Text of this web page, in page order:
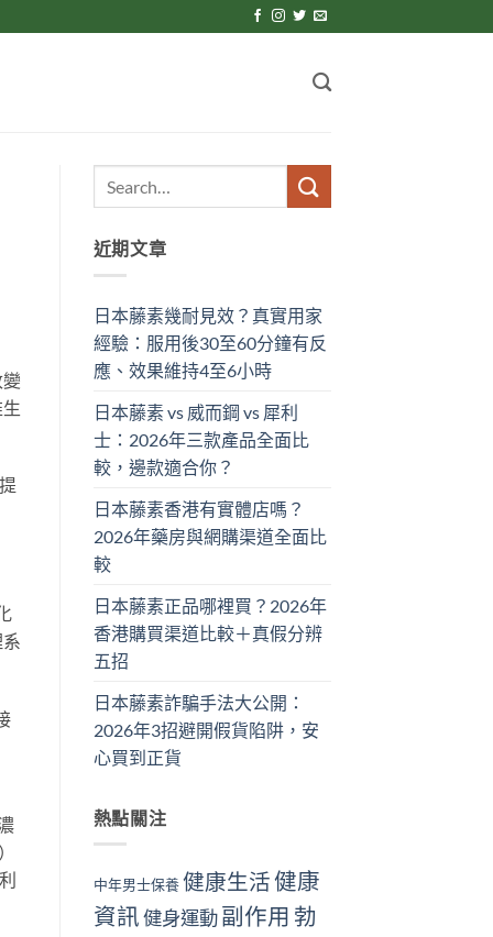
近期文章
日本藤素幾耐見效？真實用家
經驗：服用後30至60分鐘有反
應、效果維持4至6小時
日本藤素 vs 威而鋼 vs 犀利
士：2026年三款產品全面比
較，邊款適合你？
日本藤素香港有實體店嗎？
2026年藥房與網購渠道全面比
較
日本藤素正品哪裡買？2026年
香港購買渠道比較＋真假分辨
五招
日本藤素詐騙手法大公開：
2026年3招避開假貨陷阱，安
心買到正貨
熱點關注
中年男士保養 健康生活健康
資訊健身運動 副作用 勃